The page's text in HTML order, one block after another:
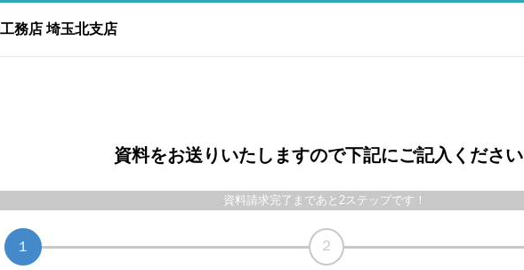
務店 埼玉北支店
資料をお送りいたしますので下記にご記入ください
資料請求完了まであと2ステップです！
１ ２